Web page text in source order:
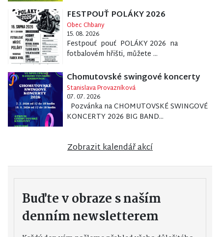
FESTPOUŤ POLÁKY 2026
Obec Chbany
15. 08. 2026
Festpouť pouť POLÁKY 2026 na
fotbalovém hřišti, můžete ...
Chomutovské swingové koncerty
Stanislava Provazníková
07. 07. 2026
Pozvánka na CHOMUTOVSKÉ SWINGOVÉ
KONCERTY 2026 BIG BAND...
Zobrazit kalendář akcí
Buďte v obraze s naším
denním newsletterem